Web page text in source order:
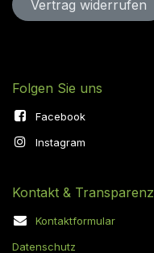
Vertrag widerru​​​​​​​​​​fen
Folgen Sie uns
Facebook
Instagram
Kontakt & Transparenz
Kontaktformular
Datenschutz